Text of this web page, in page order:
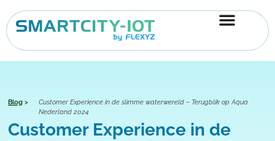
naar
de
inhoud
Blog >
Customer Experience in de slimme waterwereld – Terugblik op Aqua
Nederland 2024
Customer Experience in de